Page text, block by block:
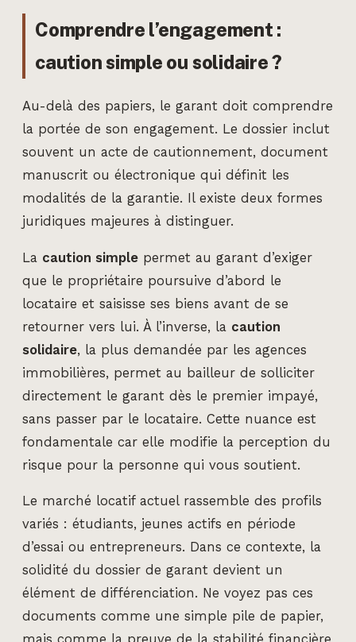
Comprendre l’engagement :
caution simple ou solidaire ?
Au-delà des papiers, le garant doit comprendre
la portée de son engagement. Le dossier inclut
souvent un acte de cautionnement, document
manuscrit ou électronique qui définit les
modalités de la garantie. Il existe deux formes
juridiques majeures à distinguer.
La caution simple permet au garant d’exiger
que le propriétaire poursuive d’abord le
locataire et saisisse ses biens avant de se
retourner vers lui. À l’inverse, la caution
solidaire, la plus demandée par les agences
immobilières, permet au bailleur de solliciter
directement le garant dès le premier impayé,
sans passer par le locataire. Cette nuance est
fondamentale car elle modifie la perception du
risque pour la personne qui vous soutient.
Le marché locatif actuel rassemble des profils
variés : étudiants, jeunes actifs en période
d’essai ou entrepreneurs. Dans ce contexte, la
solidité du dossier de garant devient un
élément de différenciation. Ne voyez pas ces
documents comme une simple pile de papier,